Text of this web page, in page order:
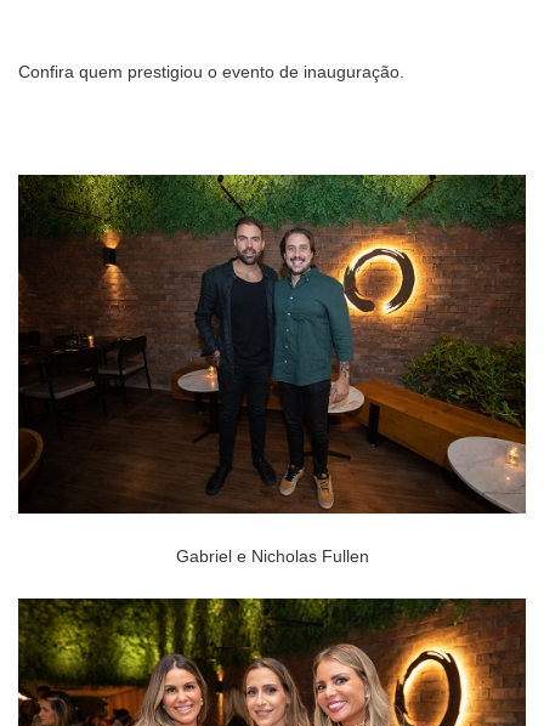
Confira quem prestigiou o evento de inauguração.
Gabriel e Nicholas Fullen